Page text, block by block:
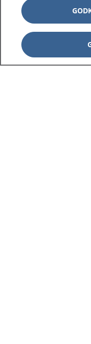
På 1177.se får du
sjukdomar och
Logga in för att
vårdärenden. Ring
1177 ger dig råd